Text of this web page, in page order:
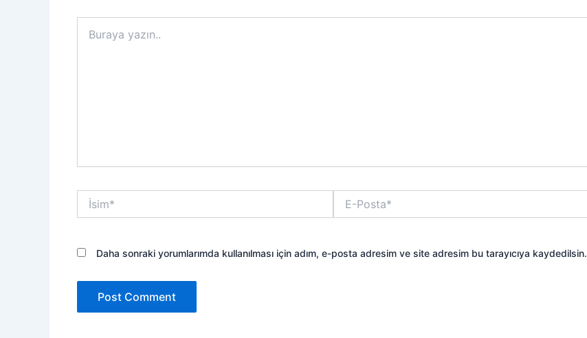
yazın..
İsim*
Posta*
Daha sonraki yorumlarımda kullanılması için adım, e-posta adresim ve site adresim bu tarayıcıya kaydedilsin.